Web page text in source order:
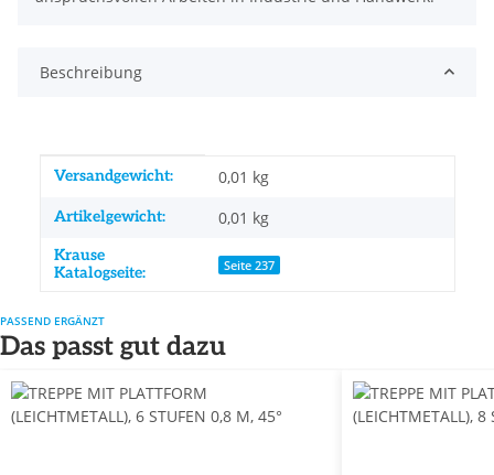
Beschreibung
Produkteigenschaft
Wert
Versandgewicht: 0,01 kg
Artikelgewicht: 0,01 kg
Krause
Katalogseite:
Seite 237
PASSEND ERGÄNZT
Das passt gut dazu